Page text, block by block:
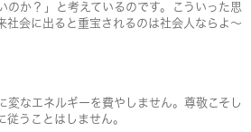
のか？」と考えているのです。こういった思
社会に出ると重宝されるのは社会人ならよ〜
変なエネルギーを費やしません。尊敬こそし
従うことはしません。